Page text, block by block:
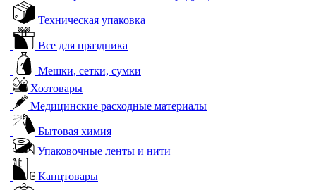
Техническая упаковка
Все для праздника
Мешки, сетки, сумки
Хозтовары
Медицинские расходные материалы
Бытовая химия
Упаковочные ленты и нити
Канцтовары